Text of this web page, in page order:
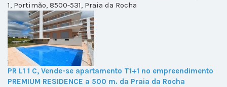
1, Portimão, 8500-531, Praia da Rocha
PR L1 1 C, Vende-se apartamento T1+1 no empreendimento
PREMIUM RESIDENCE a 500 m. da Praia da Rocha